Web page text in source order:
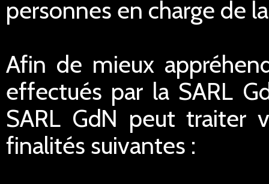
personnes en charge de
Afin de mieux
effectués par la SARL
SARL GdN peut traiter
finalités suivantes :